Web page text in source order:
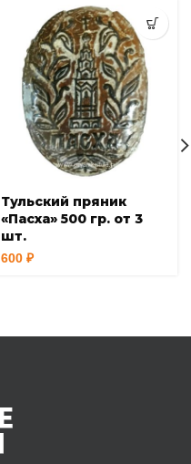
Тульский пряник
«Пасха» 500 гр. от 3
шт.
600 ₽